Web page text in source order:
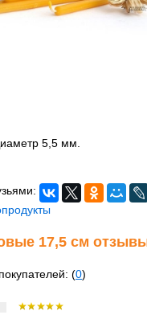
5,5 мм.
17,5 см
(0)